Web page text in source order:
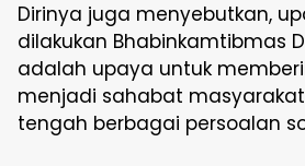
Dirinya juga menyebutkan,
dilakukan Bhabinkamtibmas
adalah upaya untuk
menjadi sahabat
tengah berbagai persoalan